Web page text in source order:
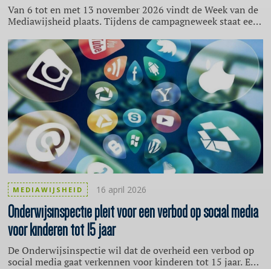
Van 6 tot en met 13 november 2026 vindt de Week van de
Mediawijsheid plaats. Tijdens de campagneweek staat een
bewust te maken van hun schermtijd en de impact daarvan
op de gezondheid. Voor het primair onderwijs wordt
tijdens deze periode onder andere de bekende serious
game MediaMasters gespeeld.
Onderwijsinspectiepleit voor een verbod op social media
voor kinderen tot 15 jaar
De Onderwijsinspectie wil dat de overheid een verbod op
social media gaat verkennen voor kinderen tot 15 jaar. Een
MEDIAWIJSHEID 16 april 2026